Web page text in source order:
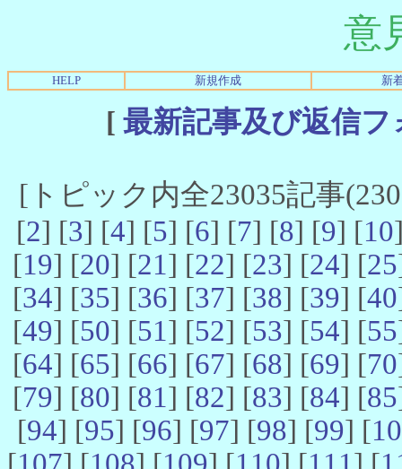
意
HELP 新規作成 新
[ 最新記事及び返信
[トピック内全23035記事
[2] [3] [4] [5] [6] [7] [8] [9] [10
[19] [20] [21] [22] [23] [24] [25
[34] [35] [36] [37] [38] [39] [40
[49] [50] [51] [52] [53] [54] [55
[64] [65] [66] [67] [68] [69] [70
[79] [80] [81] [82] [83] [84] [85
[94] [95] [96] [97] [98] [99] [